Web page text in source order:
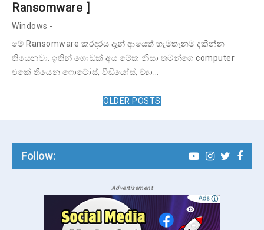
Ransomware ]
Windows -
මේ Ransomware කරදරය දැන් ආයෙත් හැමතැනම දකින්න
තියෙනවා. ඉතින් ගොඩක් අය මේක නිසා තමන්ගෙ computer
එකේ තියෙන ෆොටෝස්, වීඩියෝස්, ව්‍යා…
OLDER POSTS
Follow:
Advertisement